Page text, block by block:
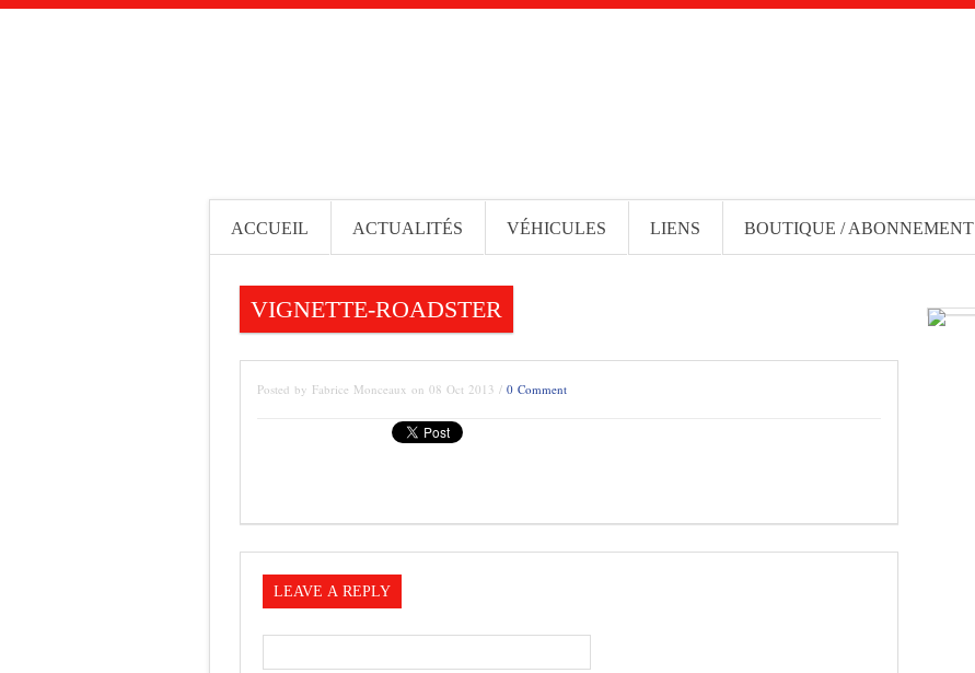
ACCUEIL ACTUALITÉS VÉHICULES LIENS BOUTIQUE / ABONNEMENT
VIGNETTE-ROADSTER
Posted by Fabrice Monceaux on 08 Oct 2013 / 0 Comment
LEAVE A REPLY